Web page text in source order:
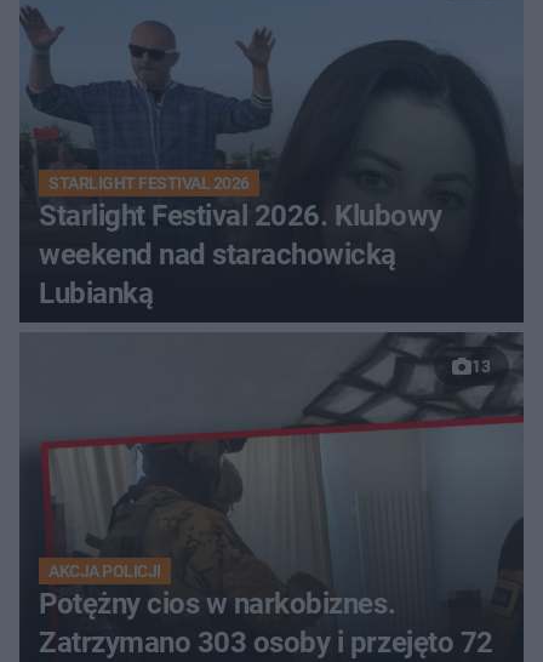
STARLIGHT FESTIVAL 2026
Starlight Festival 2026. Klubowy
weekend nad starachowicką
Lubianką
13
AKCJA POLICJI
Potężny cios w narkobiznes.
Zatrzymano 303 osoby i przejęto 72